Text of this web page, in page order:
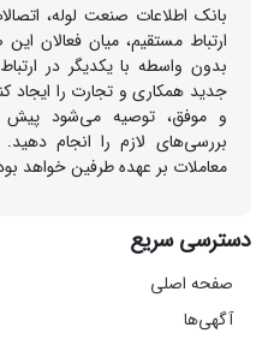
بانک اطلاعات صنعت لوله،
ارتباط مستقیم، میان فعالان
بدون واسطه با یکدیگر در
جدید همکاری و تجارت را ایجاد
و موفق، توصیه می‌شود پیش
بررسی‌های لازم را انجام دهید.
معاملات بر عهده طرفین خواهد
دسترسی سریع
صفحه اصلی
آگهی‌ها